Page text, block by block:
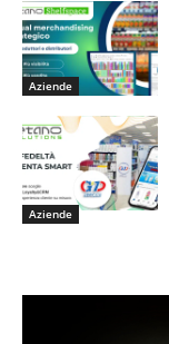
Aziende
Aziende